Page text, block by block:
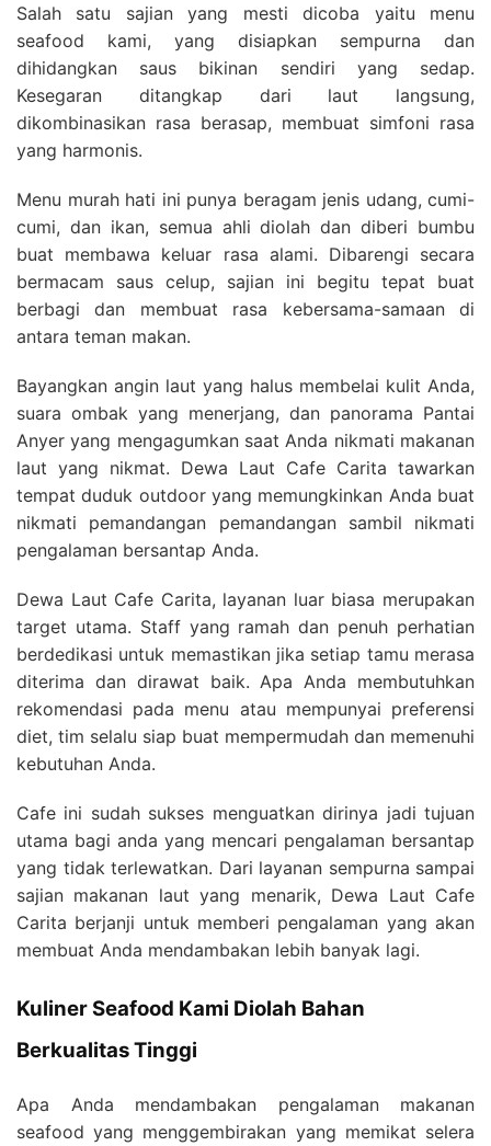
Salah satu sajian yang mesti dicoba yaitu menu
seafood kami, yang disiapkan sempurna dan
dihidangkan saus bikinan sendiri yang sedap.
Kesegaran ditangkap dari laut langsung,
dikombinasikan rasa berasap, membuat simfoni rasa
yang harmonis.
Menu murah hati ini punya beragam jenis udang, cumi-
cumi, dan ikan, semua ahli diolah dan diberi bumbu
buat membawa keluar rasa alami. Dibarengi secara
bermacam saus celup, sajian ini begitu tepat buat
berbagi dan membuat rasa kebersama-samaan di
antara teman makan.
Bayangkan angin laut yang halus membelai kulit Anda,
suara ombak yang menerjang, dan panorama Pantai
Anyer yang mengagumkan saat Anda nikmati makanan
laut yang nikmat. Dewa Laut Cafe Carita tawarkan
tempat duduk outdoor yang memungkinkan Anda buat
nikmati pemandangan pemandangan sambil nikmati
pengalaman bersantap Anda.
Dewa Laut Cafe Carita, layanan luar biasa merupakan
target utama. Staff yang ramah dan penuh perhatian
berdedikasi untuk memastikan jika setiap tamu merasa
diterima dan dirawat baik. Apa Anda membutuhkan
rekomendasi pada menu atau mempunyai preferensi
diet, tim selalu siap buat mempermudah dan memenuhi
kebutuhan Anda.
Cafe ini sudah sukses menguatkan dirinya jadi tujuan
utama bagi anda yang mencari pengalaman bersantap
yang tidak terlewatkan. Dari layanan sempurna sampai
sajian makanan laut yang menarik, Dewa Laut Cafe
Carita berjanji untuk memberi pengalaman yang akan
membuat Anda mendambakan lebih banyak lagi.
Kuliner Seafood Kami Diolah Bahan
Berkualitas Tinggi
Apa Anda mendambakan pengalaman makanan
seafood yang menggembirakan yang memikat selera